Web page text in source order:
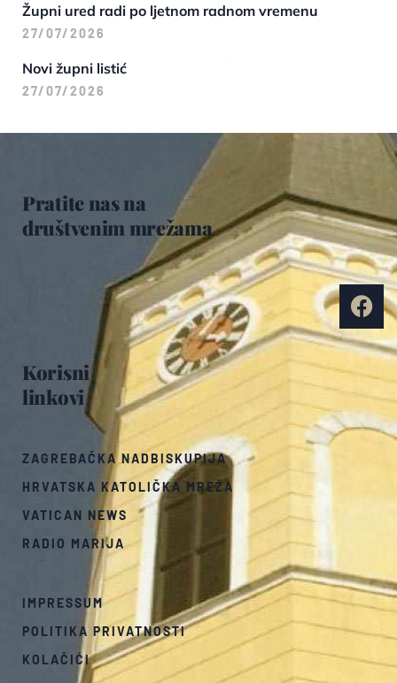
Župni ured radi po ljetnom radnom vremenu
27/07/2026
Novi župni listić
27/07/2026
Korisni
linkovi
ZAGREBAČKA NADBISKUPIJA
HRVATSKA KATOLIČKA MREŽA
VATICAN NEWS
RADIO MARIJA
IMPRESSUM
POLITIKA PRIVATNOSTI
KOLAČIĆI
Pratite nas na
društvenim mrežama